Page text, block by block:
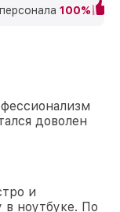
100%
доволен
и
в ноутбуке. По